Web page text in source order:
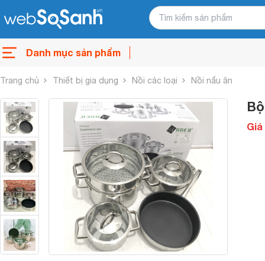
Danh mục sản phẩm
Trang chủ Thiết bị gia dụng Nồi các loại Nồi nấu ăn
Giá